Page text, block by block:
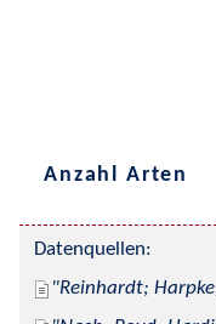
Anzahl Arten
Datenquellen:
Reinhardt;